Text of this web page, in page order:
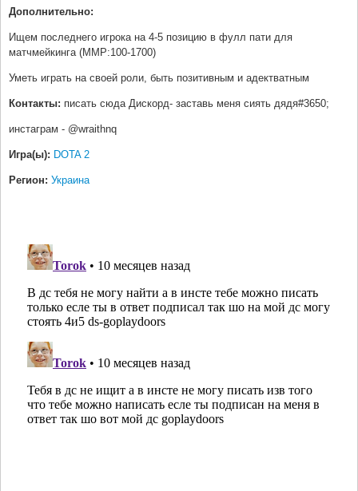
Дополнительно:
Ищем последнего игрока на 4-5 позицию в фулл пати для
матчмейкинга (ММР:100-1700)
Уметь играть на своей роли, быть позитивным и адектватным
Контакты: писать сюда Дискорд- заставь меня сиять дядя#3650;
инстаграм - @wraithnq
Игра(ы): DOTA 2
Регион: Украина